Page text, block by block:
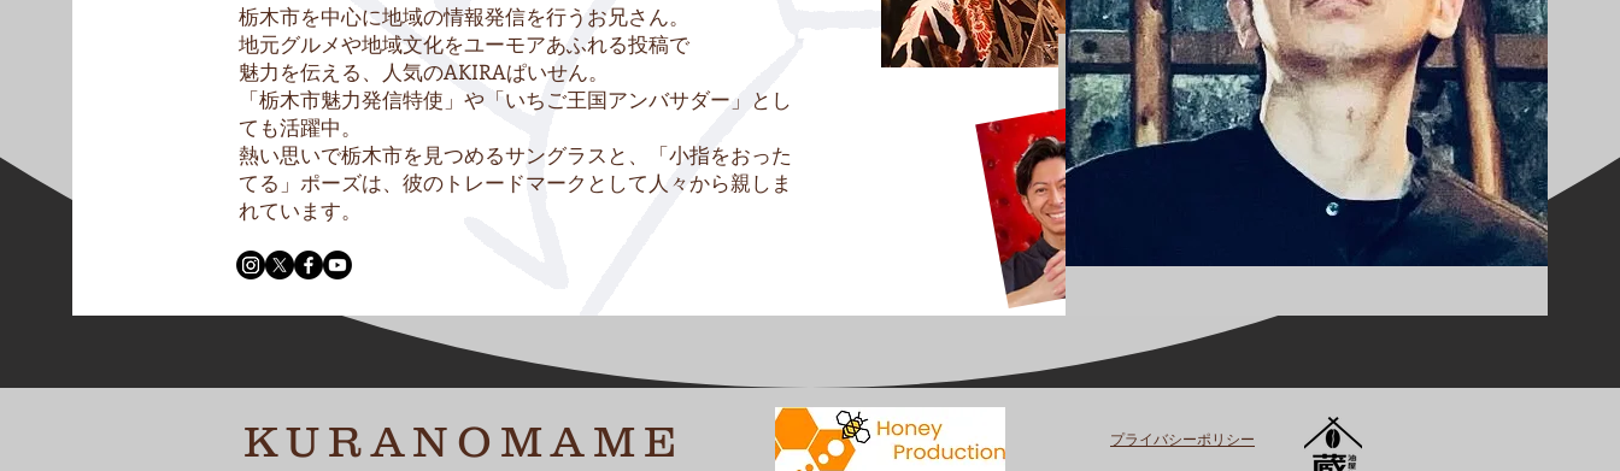
栃木市を中心に地域の情報発信を行うお兄さん。
地元グルメや地域文化をユーモアあふれる投稿で
魅力を伝える、人気のAKIRAぱいせん。
「栃木市魅力発信特使」や「いちご王国アンバサダー」とし
ても活躍中。
熱い思いで栃木市を見つめるサングラスと、「小指をおった
てる」ポーズは、彼のトレードマークとして人々から親しま
れています。
KURANOMAME プライバシーポリシー